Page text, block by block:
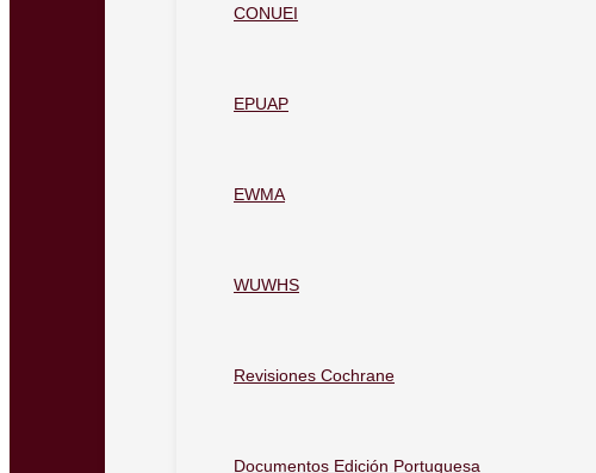
CONUEI
EPUAP
EWMA
WUWHS
Revisiones Cochrane
Documentos Edición Portuguesa